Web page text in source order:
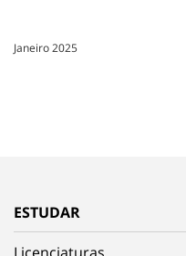
Janeiro 2025
ESTUDAR
Licenciaturas